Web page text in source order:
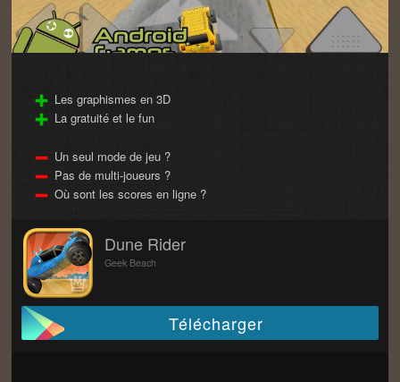
Les graphismes en 3D
La gratuité et le fun
Un seul mode de jeu ?
Pas de multi-joueurs ?
Où sont les scores en ligne ?
Dune Rider
Geek Beach
Télécharger